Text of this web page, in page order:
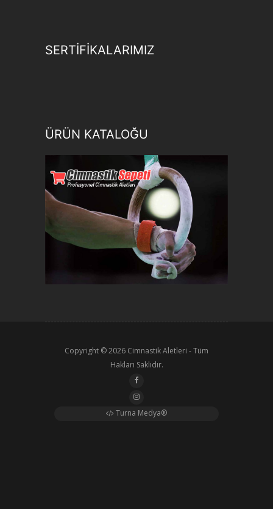
SERTİFİKALARIMIZ
ÜRÜN KATALOĞU
Copyright © 2026 Cimnastik Aletleri - Tüm
Hakları Saklıdır.
Turna Medya®